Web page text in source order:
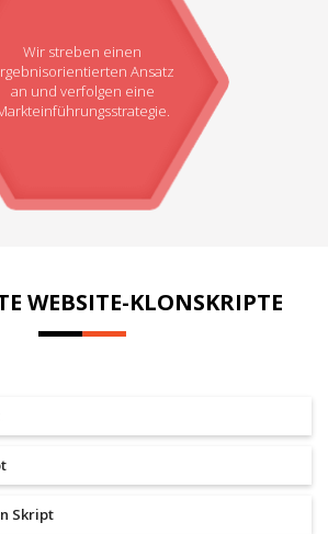
Wir streben einen
Ansatz
an und verfolgen eine
WEBSITE-KLONSKRIPTE
Skript